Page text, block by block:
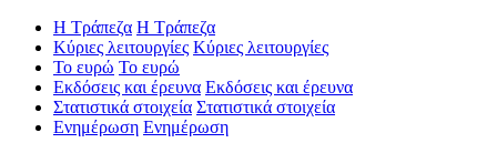
Η Τράπεζα Η Τράπεζα
Κύριες λειτουργίες Κύριες λειτουργίες
Το ευρώ Το ευρώ
Εκδόσεις και έρευνα Εκδόσεις και έρευνα
Στατιστικά στοιχεία Στατιστικά στοιχεία
Ενημέρωση Ενημέρωση